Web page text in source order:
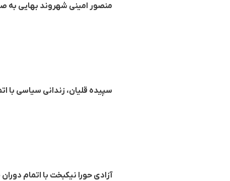
منصور امینی شهروند بهایی بە
سپیده قلیان، زندانی سیاسی با
آزادی حورا نیکبخت با اتمام